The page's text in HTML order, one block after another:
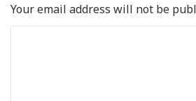
Your email address will not be